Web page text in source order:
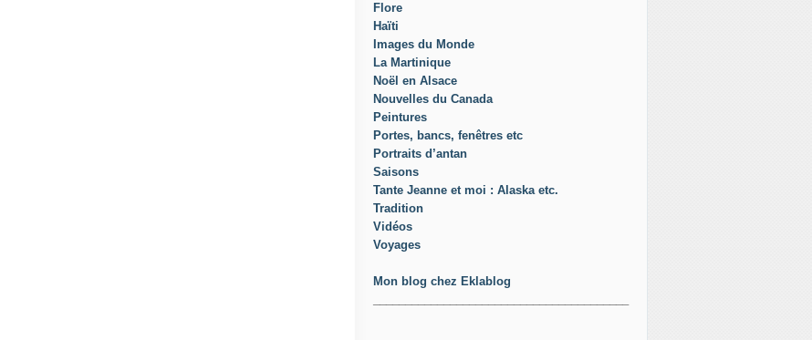
Flore
Haïti
Images du Monde
La Martinique
Noël en Alsace
Nouvelles du Canada
Peintures
Portes, bancs, fenêtres etc
Portraits d’antan
Saisons
Tante Jeanne et moi : Alaska etc.
Tradition
Vidéos
Voyages
Mon blog chez Eklablog